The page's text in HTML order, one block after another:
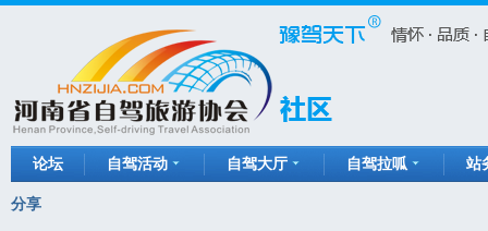
论坛 自驾活动 自驾大厅 自驾拉呱 站
分享